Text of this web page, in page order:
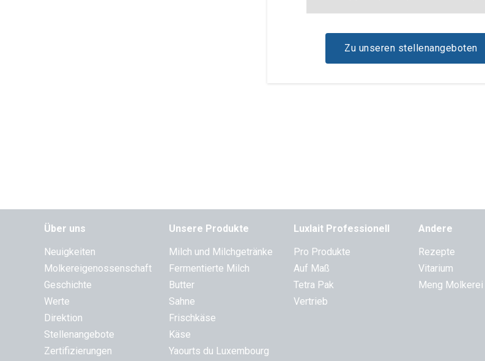
Zu unseren stellenangeboten
Über uns
Neuigkeiten
Molkereigenossenschaft
Geschichte
Werte
Direktion
Stellenangebote
Zertifizierungen
Unsere Produkte
Milch und Milchgetränke
Fermentierte Milch
Butter
Sahne
Frischkäse
Käse
Yaourts du Luxembourg
Luxlait Pro­fes­si­o­nell
Pro Produkte
Auf Maß
Tetra Pak
Vertrieb
Andere
Rezepte
Vitarium
Meng Molkerei